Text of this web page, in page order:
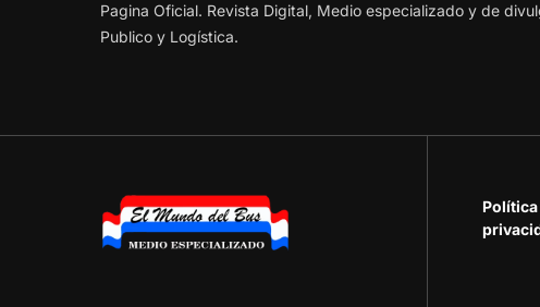
Pagina Oficial. Revista Digital, Medio especializado y de
Publico y Logística.
Política